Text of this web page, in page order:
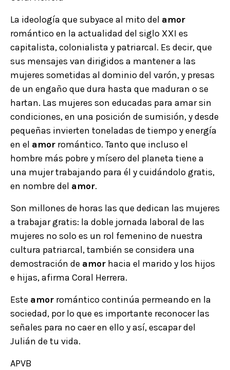
La ideología que subyace al mito del amor
romántico en la actualidad del siglo XXI es
capitalista, colonialista y patriarcal. Es decir, que
sus mensajes van dirigidos a mantener a las
mujeres sometidas al dominio del varón, y presas
de un engaño que dura hasta que maduran o se
hartan. Las mujeres son educadas para amar sin
condiciones, en una posición de sumisión, y desde
pequeñas invierten toneladas de tiempo y energía
en el amor romántico. Tanto que incluso el
hombre más pobre y mísero del planeta tiene a
una mujer trabajando para él y cuidándolo gratis,
en nombre del amor.
Son millones de horas las que dedican las mujeres
a trabajar gratis: la doble jornada laboral de las
mujeres no solo es un rol femenino de nuestra
cultura patriarcal, también se considera una
demostración de amor hacia el marido y los hijos
e hijas, afirma Coral Herrera.
Este amor romántico continúa permeando en la
sociedad, por lo que es importante reconocer las
señales para no caer en ello y así, escapar del
Julián de tu vida.
APVB